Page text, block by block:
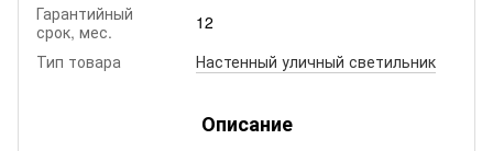
Гарантийный
срок, мес.
12
Тип товара
Настенный уличный светильник
Описание